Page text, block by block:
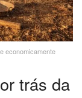
economicamente
trás da